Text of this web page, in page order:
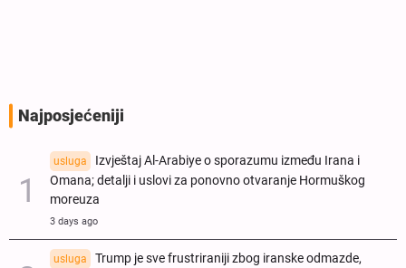
Najposjećeniji
usluga
Izvještaj Al-Arabiye o sporazumu između Irana i
Omana; detalji i uslovi za ponovno otvaranje Hormuškog
moreuza
3 days ago
usluga
Trump je sve frustriraniji zbog iranske odmazde,